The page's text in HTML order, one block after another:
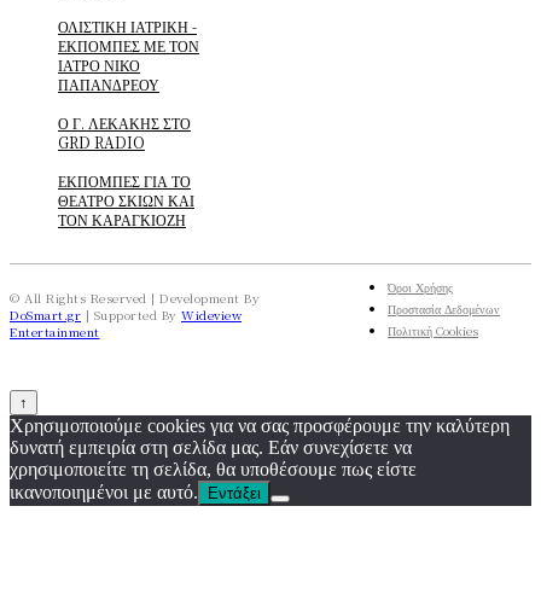
ΟΛΙΣΤΙΚΗ ΙΑΤΡΙΚΗ -
ΕΚΠΟΜΠΕΣ ΜΕ ΤΟΝ
ΙΑΤΡΟ ΝΙΚΟ
ΠΑΠΑΝΔΡΕΟΥ
Ο Γ. ΛΕΚΑΚΗΣ ΣΤΟ
GRD RADIO
ΕΚΠΟΜΠΕΣ ΓΙΑ ΤΟ
ΘΕΑΤΡΟ ΣΚΙΩΝ ΚΑΙ
ΤΟΝ ΚΑΡΑΓΚΙΟΖΗ
© All Rights Reserved | Development By
DoSmart.gr | Supported By Wideview
Entertainment
Όροι Χρήσης
Προστασία Δεδομένων
Πολιτική Cookies
↑
Χρησιμοποιούμε cookies για να σας προσφέρουμε την καλύτερη
δυνατή εμπειρία στη σελίδα μας. Εάν συνεχίσετε να
χρησιμοποιείτε τη σελίδα, θα υποθέσουμε πως είστε
ικανοποιημένοι με αυτό.
Εντάξει